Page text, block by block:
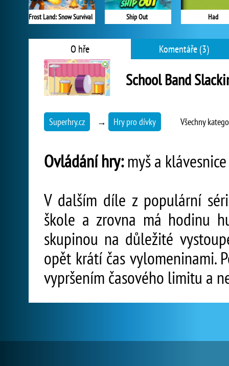
Frost Land: Snow Survival Ship Out Had
O hře Komentáře (3)
School Band
Superhry.cz → Hry pro dívky Všechny
Ovládání hry:myš a klávesnice
V dalším díle z populární
škole a zrovna má hodinu
skupinou na důležité
opět krátí čas vylomeninami.
vypršením časového limitu a